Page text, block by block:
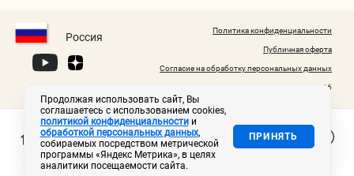
Россия
Политика конфиденциальности
Публичная оферта
Согласие на обработку персональных данных
© 2020-2026
Продолжая использовать сайт, Вы
соглашаетесь с использованием cookies,
политикой конфиденциальностии
обработкой персональных данных,
собираемых посредством метрической
программы «Яндекс Метрика», в целях
аналитики посещаемости сайта.
ПРИНЯТЬ